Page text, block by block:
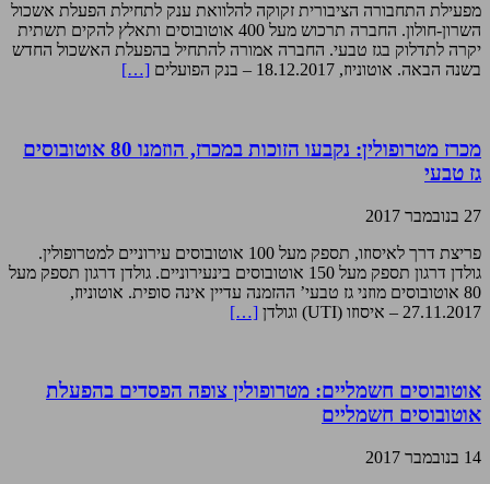
מפעילת התחבורה הציבורית זקוקה להלוואת ענק לתחילת הפעלת אשכול
השרון-חולון. החברה תרכוש מעל 400 אוטובוסים ותאלץ להקים תשתית
יקרה לתדלוק בגז טבעי. החברה אמורה להתחיל בהפעלת האשכול החדש
בשנה הבאה. אוטוניוז, 18.12.2017 – בנק הפועלים
[…]
מכרז מטרופולין: נקבעו הזוכות במכרז, הוזמנו 80 אוטובוסים
גז טבעי
27 בנובמבר 2017
פריצת דרך לאיסוזו, תספק מעל 100 אוטובוסים עירוניים למטרופולין.
גולדן דרגון תספק מעל 150 אוטובוסים בינעירוניים. גולדן דרגון תספק מעל
80 אוטובוסים מוזני גז טבעי’ ההזמנה עדיין אינה סופית. אוטוניוז,
27.11.2017 – איסוזו (UTI) וגולדן
[…]
אוטובוסים חשמליים: מטרופולין צופה הפסדים בהפעלת
אוטובוסים חשמליים
14 בנובמבר 2017